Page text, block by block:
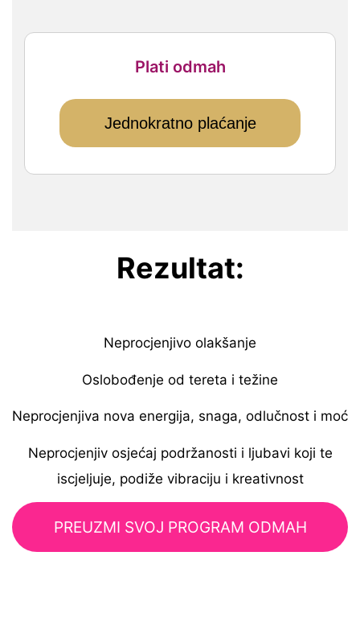
Plati odmah
Jednokratno plaćanje
Rezultat:
Neprocjenjivo olakšanje
Oslobođenje od tereta i težine
Neprocjenjiva nova energija, snaga, odlučnost i moć
Neprocjenjiv osjećaj podržanosti i ljubavi koji te
iscjeljuje, podiže vibraciju i kreativnost
PREUZMI SVOJ PROGRAM ODMAH